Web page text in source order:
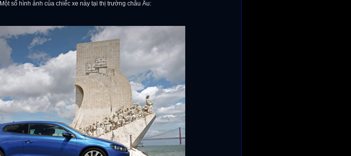
Một số hình ảnh của chiếc xe này tại thị trường châu Âu: